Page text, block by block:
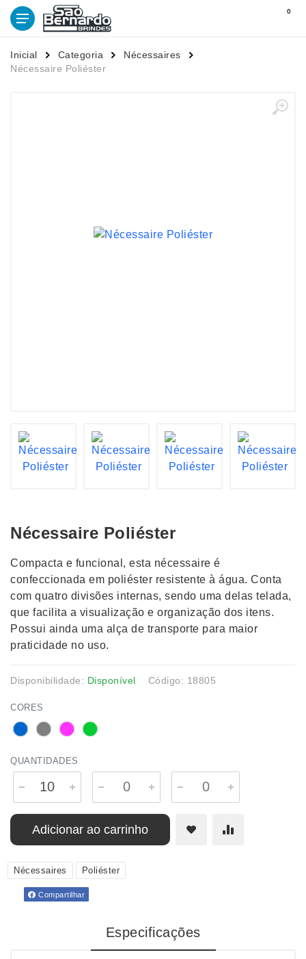
0
Inicial Categoria
Nécessaires
Nécessaire Poliéster
Nécessaire Poliéster
Compacta e funcional, esta nécessaire é
confeccionada em poliéster resistente à água. Conta
com quatro divisões internas, sendo uma delas telada,
que facilita a visualização e organização dos itens.
Possui ainda uma alça de transporte para maior
praticidade no uso.
Disponibilidade: Disponível Código: 18805
CORES
QUANTIDADES
Adicionar ao carrinho
Nécessaires Poliéster
Compartilhar
Especificações